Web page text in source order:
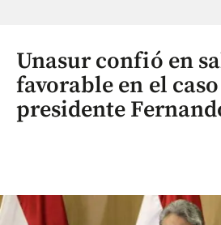
Unasur confió en
favorable en el
presidente